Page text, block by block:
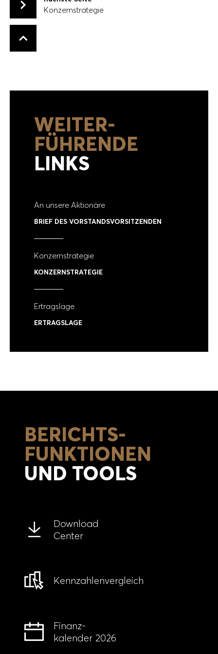
Konzernstrategie
Konzernstrategie
Zurück nach oben
WEITER­
FÜHRENDE
LINKS
An unsere Aktionäre
BRIEF DES VORSTANDS­VORSITZENDEN
Konzernstrategie
KONZERNSTRATEGIE
Ertragslage
ERTRAGSLAGE
BERICHTS-
FUNKTIONEN
UND TOOLS
Download
Center
Kennzahlen­vergleich
Finanz-
kalender 2026